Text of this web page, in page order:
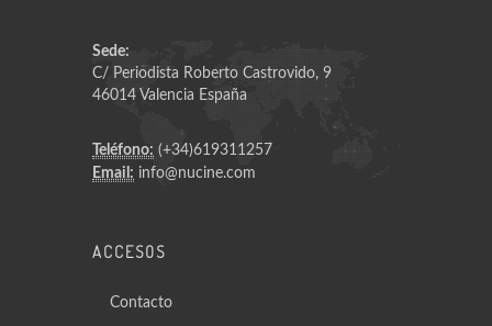
Sede:
C/ Periodista Roberto Castrovido, 9
46014 Valencia España
Teléfono: (+34)619311257
Email: info@nucine.com
ACCESOS
Contacto